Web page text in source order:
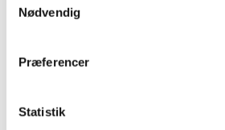
Nødvendig
Præferencer
Statistik
pålægges et fragtgebyr, som
blomsterbutik, du vil bestille fra.
Leverer de også i weekenden
Augustenborg?